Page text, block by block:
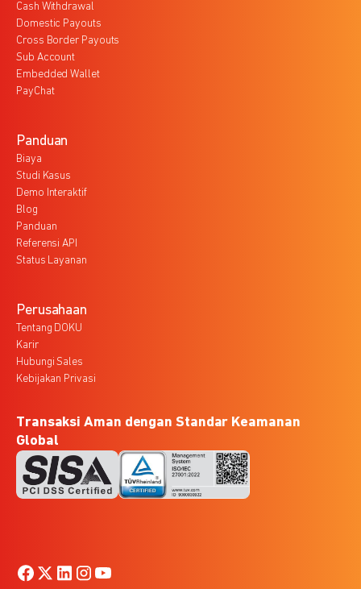
Cash Withdrawal
Domestic Payouts
Cross Border Payouts
Sub Account
Embedded Wallet
PayChat
Panduan
Biaya
Studi Kasus
Demo Interaktif
Blog
Panduan
Referensi API
Status Layanan
Perusahaan
Tentang DOKU
Karir
Hubungi Sales
Kebijakan Privasi
Transaksi Aman dengan Standar Keamanan
Global